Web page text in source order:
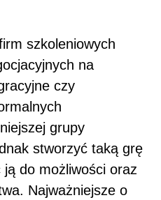
szkoleniowych
na
czy
grupy
stworzyć taką grę
do możliwości oraz
Najważniejsze o